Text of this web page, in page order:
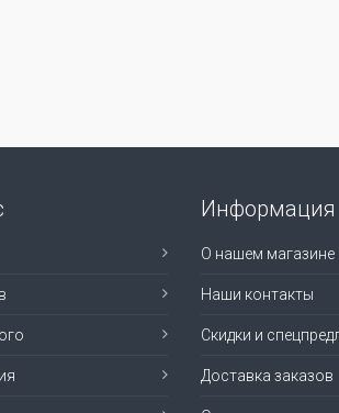
Информация
О нашем магазине
Наши контакты
Скидки и
Доставка заказов